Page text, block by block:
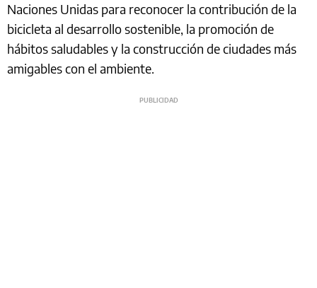
Naciones Unidas para reconocer la contribución de la
bicicleta al desarrollo sostenible, la promoción de
hábitos saludables y la construcción de ciudades más
amigables con el ambiente.